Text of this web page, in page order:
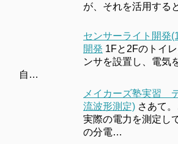
が、それを活用する
センサーライト開発
開発 1Fと2Fのトイ
ンサを設置し、電気
自…
メイカーズ塾実習
流波形測定) さあて
実際の電力を測定し
の分電…